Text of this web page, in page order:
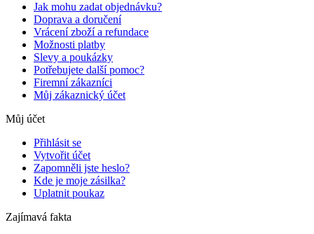
Jak mohu zadat objednávku?
Doprava a doručení
Vrácení zboží a refundace
Možnosti platby
Slevy a poukázky
Potřebujete další pomoc?
Firemní zákazníci
Můj zákaznický účet
Můj účet
Přihlásit se
Vytvořit účet
Zapomněli jste heslo?
Kde je moje zásilka?
Uplatnit poukaz
Zajímavá fakta